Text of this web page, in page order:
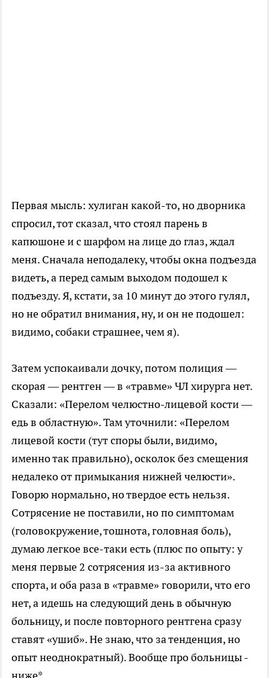
Первая мысль: хулиган какой-то, но дворника
спросил, тот сказал, что стоял парень в
капюшоне и с шарфом на лице до глаз, ждал
меня. Сначала неподалеку, чтобы окна подъезда
видеть, а перед самым выходом подошел к
подъезду. Я, кстати, за 10 минут до этого гулял,
но не обратил внимания, ну, и он не подошел:
видимо, собаки страшнее, чем я).
Затем успокаивали дочку, потом полиция —
скорая — рентген — в «травме» ЧЛ хирурга нет.
Сказали: «Перелом челюстно-лицевой кости —
едь в областную». Там уточнили: «Перелом
лицевой кости (тут споры были, видимо,
именно так правильно), осколок без смещения
недалеко от примыкания нижней челюсти».
Говорю нормально, но твердое есть нельзя.
Сотрясение не поставили, но по симптомам
(головокружение, тошнота, головная боль),
думаю легкое все-таки есть (плюс по опыту: у
меня первые 2 сотрясения из-за активного
спорта, и оба раза в «травме» говорили, что его
нет, а идешь на следующий день в обычную
больницу, и после повторного рентгена сразу
ставят «ушиб». Не знаю, что за тенденция, но
опыт неоднократный). Вообще про больницы -